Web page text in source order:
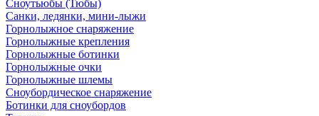
Сноутьюбы (Тюбы)
Санки, ледянки, мини-лыжи
Горнолыжное снаряжение
Горнолыжные крепления
Горнолыжные ботинки
Горнолыжные очки
Горнолыжные шлемы
Сноубордическое снаряжение
Ботинки для сноубордов